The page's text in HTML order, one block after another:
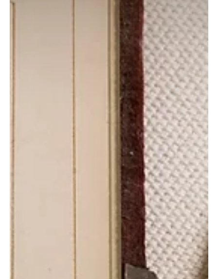
מיכל גיל פרץ
29 ביוני 2023
קהילות ידע
הנגשת ידע לעיוורים - אתגרים והזדמנויות
הנגשת ידע לעיוורים משלבת כתב ברייל, טכנולוגיות מישוש ופתרונות דיגיטליים
כדי לאפשר גישה שוויונית למידע טקסטואלי, מתמטי וגרפי. התמודדות עם פערי
שפה, תקינה וטכנולוגיה מחייבת השקעה באוריינות, אחידות סטנדרטים וחדשנות,
והופכת את הנגישות למרכיב מרכזי בניהול ידע כוללני. מבוסס על ראיון עם עמוס
באר, מנכ"ל ה - ספרייה המרכזית לעיוורים ולבעלי לקויות קריאה רקע / מבוא כתב
ברייל הוא כתב המיועד לעיוורים וללקויי ראייה, אשר עקב מגבלת הראייה שלהם
המשתמשים בחוש המישוש כדי לקרוא טקסטים שונים. כתב